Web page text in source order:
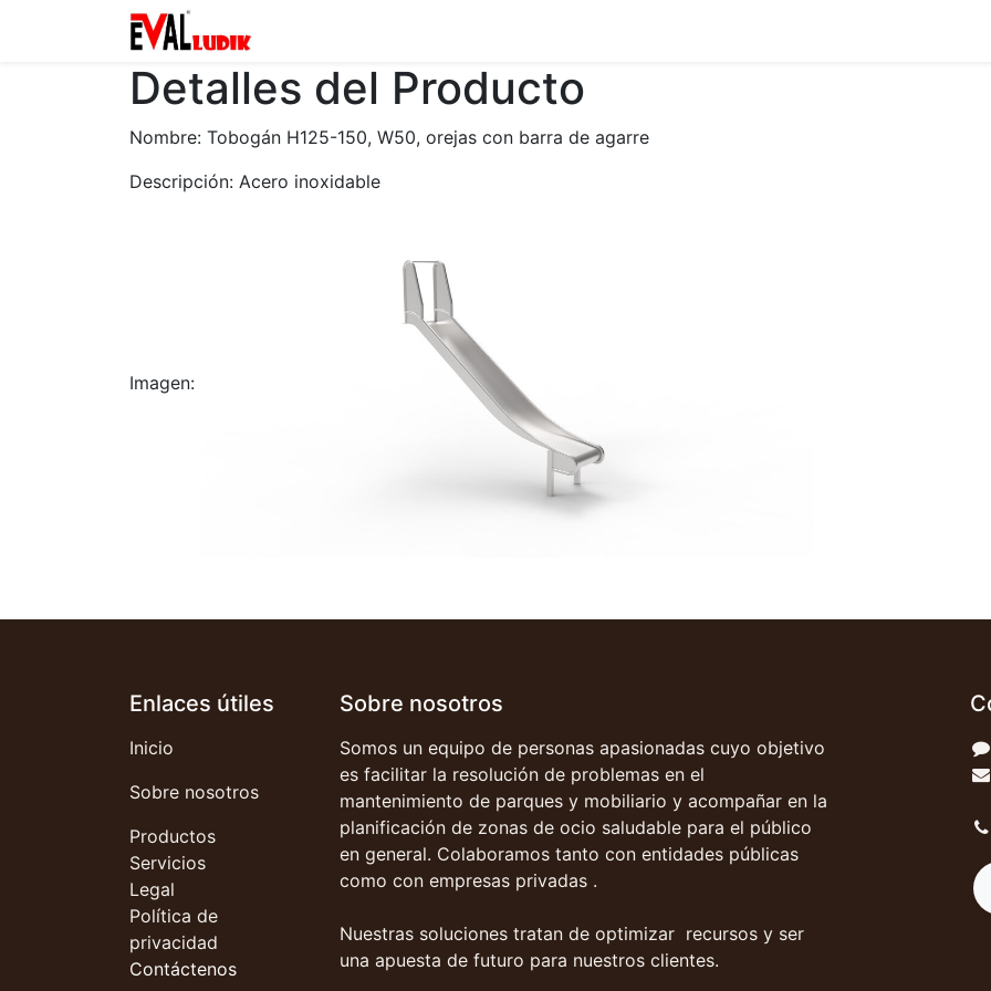
Detalles del Producto
Nombre: Tobogán H125-150, W50, orejas con barra de agarre
Descripción: Acero inoxidable
Imagen:
Enlaces útiles
Inicio
Sobre nosotros
Productos
Servicios
Legal
Política de
privacidad
Contáctenos
Sobre nosotros
Somos un equipo de personas apasionadas cuyo objetivo
es facilitar la resolución de problemas en el
mantenimiento de parques y mobiliario y acompañar en la
planificación de zonas de ocio saludable para el público
en general. Colaboramos tanto con entidades públicas
como con empresas privadas .
Nuestras soluciones tratan de optimizar recursos y ser
una apuesta de futuro para nuestros clientes.